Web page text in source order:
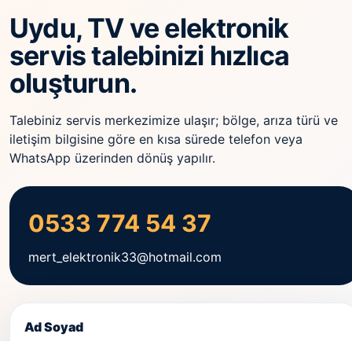
Uydu, TV ve elektronik
servis talebinizi hızlıca
oluşturun.
Talebiniz servis merkezimize ulaşır; bölge, arıza türü ve
iletişim bilgisine göre en kısa sürede telefon veya
WhatsApp üzerinden dönüş yapılır.
0533 774 54 37
mert_elektronik33@hotmail.com
Ad Soyad